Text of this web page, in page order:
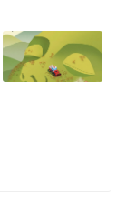
利用双靶点CAR-T